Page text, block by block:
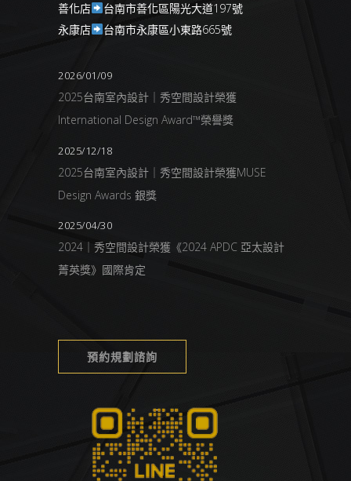
善化店
台南市善化區陽光大道197號
永康店
台南市永康區小東路665號
2026/01/09
2025台南室內設計｜秀空間設計榮獲
International Design Award™榮譽獎
2025/12/18
2025台南室內設計｜秀空間設計榮獲MUSE
Design Awards 銀獎
2025/04/30
2024｜秀空間設計榮獲《2024 APDC 亞太設計
菁英獎》國際肯定
預約規劃諮詢